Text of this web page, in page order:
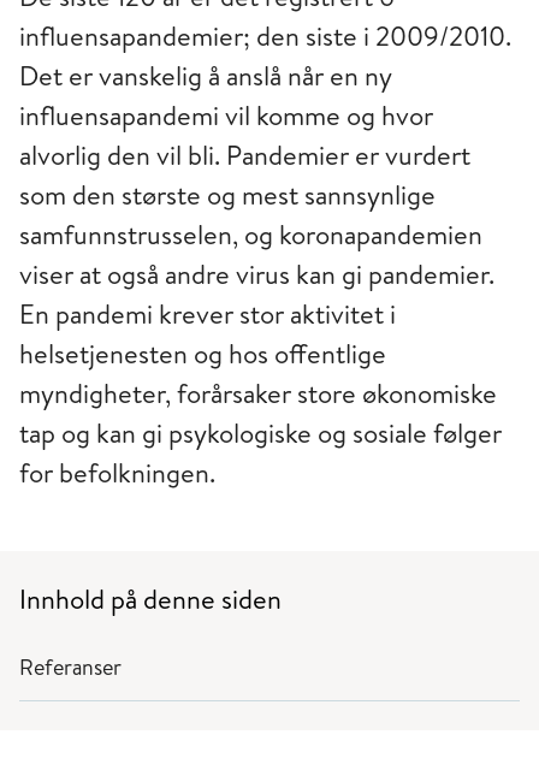
influensapandemier; den siste i 2009/2010.
Det er vanskelig å anslå når en ny
influensapandemi vil komme og hvor
alvorlig den vil bli. Pandemier er vurdert
som den største og mest sannsynlige
samfunnstrusselen, og koronapandemien
viser at også andre virus kan gi pandemier.
En pandemi krever stor aktivitet i
helsetjenesten og hos offentlige
myndigheter, forårsaker store økonomiske
tap og kan gi psykologiske og sosiale følger
for befolkningen.
Innhold på denne siden
Referanser